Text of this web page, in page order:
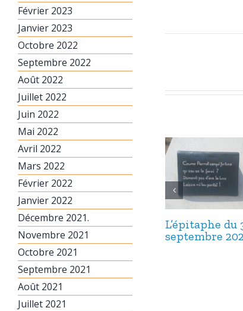
L’épitaphe du
septembre
Février 2023
Janvier 2023
Octobre 2022
Septembre 2022
Août 2022
Juillet 2022
Juin 2022
Mai 2022
Avril 2022
Mars 2022
Février 2022
Janvier 2022
Décembre 2021.
Novembre 2021
Octobre 2021
Septembre 2021
Août 2021
Juillet 2021